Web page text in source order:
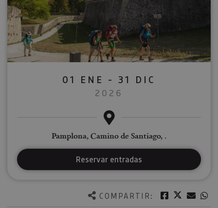
COMPARTIR: Facebook
Twitter
01 ENE - 31 DIC
2026
Pamplona, Camino de Santiago, .
Reservar entradas